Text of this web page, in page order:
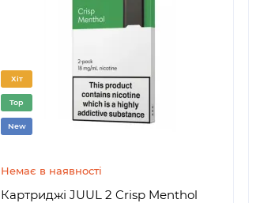
Хіт
Top
New
Немає в наявності
Картриджі JUUL 2 Crisp Menthol